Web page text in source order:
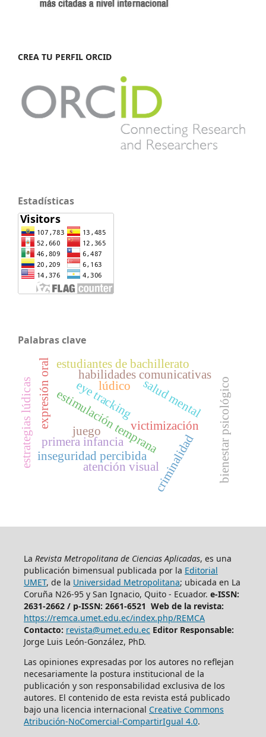
CREA TU PERFIL ORCID
Estadísticas
Palabras clave
criminalidad
salud mental
victimización
inseguridad percibida bienestar psicológico
estimulación temprana
primera infancia
habilidades comunicativas
estrategias lúdicasexpresión oral eye tracking
atención visual
estudiantes de bachillerato
juego
lúdico
La Revista Metropolitana de Ciencias Aplicadas, es una
publicación bimensual publicada por la Editorial
UMET, de la Universidad Metropolitana; ubicada en La
Coruña N26-95 y San Ignacio, Quito - Ecuador. e-ISSN:
2631-2662 / p-ISSN: 2661-6521 Web de la revista:
https://remca.umet.edu.ec/index.php/REMCA
Contacto: revista@umet.edu.ec Editor Responsable:
Jorge Luis León-González, PhD.
Las opiniones expresadas por los autores no reflejan
necesariamente la postura institucional de la
publicación y son responsabilidad exclusiva de los
autores. El contenido de esta revista está publicado
bajo una licencia internacional Creative Commons
Atribución-NoComercial-CompartirIgual 4.0.